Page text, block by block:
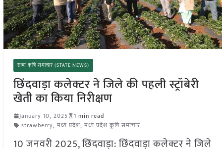
राज्य कृषि समाचार (STATE NEWS)
छिंदवाड़ा कलेक्टर ने जिले की पहली स्ट्रॉबेरी
खेती का किया निरीक्षण
January 10, 2025
1 min read
strawberry, मध्य प्रदेश, मध्य प्रदेश कृषि समाचार
10 जनवरी 2025, छिंदवाड़ा: छिंदवाड़ा कलेक्टर ने जिले